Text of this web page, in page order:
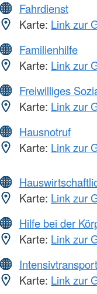
Fahrdienst
Karte: Link zur
Familienhilfe
Karte: Link zur
Freiwilliges
Karte: Link zur
Hausnotruf
Karte: Link zur
Karte: Link zur
Hilfe bei der
Karte: Link zur
Intensivtransport
Karte: Link zur